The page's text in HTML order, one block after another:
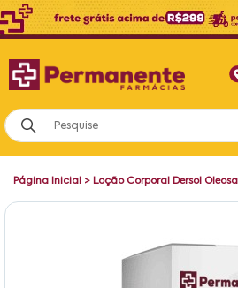
Página Inicial > Loção Corporal Dersol Oleosa